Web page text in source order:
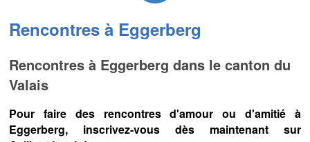
Rencontres à Eggerberg
Rencontres à Eggerberg dans le canton du
Valais
Pour faire des rencontres d'amour ou d'amitié à
Eggerberg, inscrivez-vous dès maintenant sur